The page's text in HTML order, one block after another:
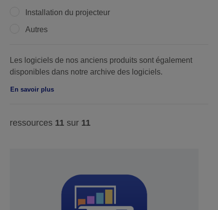
Installation du projecteur
Autres
Les logiciels de nos anciens produits sont également
disponibles dans notre archive des logiciels.
En savoir plus
ressources 11 sur 11